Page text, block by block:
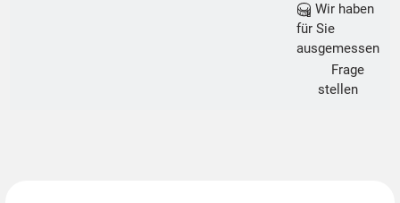
Wir haben
für Sie
ausgemessen
Frage
stellen